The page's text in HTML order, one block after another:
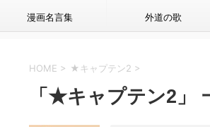
漫画名言集 外道の歌
HOME > ★キャプテン2 >
「★キャプテン2」